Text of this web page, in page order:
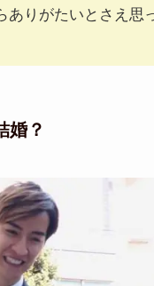
ありがたいとさえ思
婚？